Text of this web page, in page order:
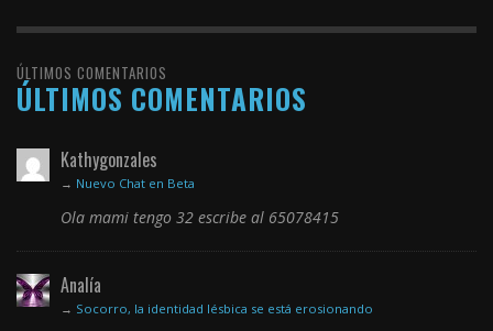
ÚLTIMOS COMENTARIOS
ÚLTIMOS COMENTARIOS
Kathygonzales
→ Nuevo Chat en Beta
Ola mami tengo 32 escribe al 65078415
Analía
→ Socorro, la identidad lésbica se está erosionando